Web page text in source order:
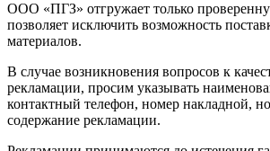
ООО «ПГЗ» отгружает только
позволяет исключить возможность
материалов.
В случае возникновения вопросов к
рекламации, просим указывать
контактный телефон, номер накладной,
содержание рекламации.